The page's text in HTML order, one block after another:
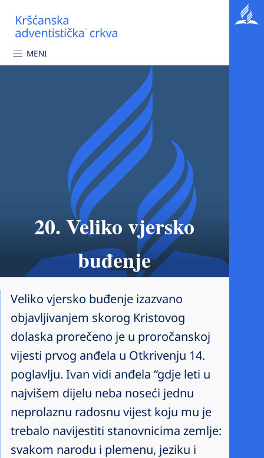
MENI
20. Veliko vjersko
buđenje
Veliko vjersko buđenje izazvano
objavljivanjem skorog Kristovog
dolaska prorečeno je u proročanskoj
vijesti prvog anđela u Otkrivenju 14.
poglavlju. Ivan vidi anđela “gdje leti u
najvišem dijelu neba noseći jednu
neprolaznu radosnu vijest koju mu je
trebalo navijestiti stanovnicima zemlje:
svakom narodu i plemenu, jeziku i